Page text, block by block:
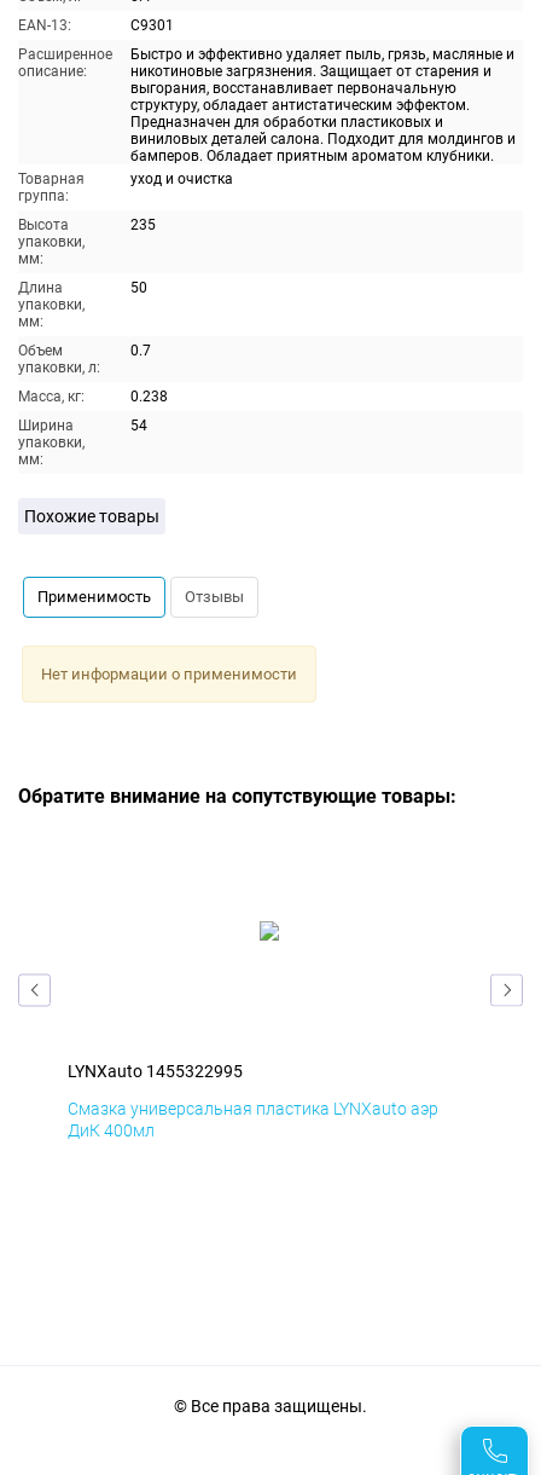
EAN-13:
C9301
Расширенное
описание:
Быстро и эффективно удаляет пыль, грязь, масляные и
никотиновые загрязнения. Защищает от старения и
выгорания, восстанавливает первоначальную
структуру, обладает антистатическим эффектом.
Предназначен для обработки пластиковых и
виниловых деталей салона. Подходит для молдингов и
бамперов. Обладает приятным ароматом клубники.
Товарная
группа:
уход и очистка
Высота
упаковки,
мм:
235
Длина
упаковки,
мм:
50
Объем
упаковки, л:
0.7
Масса, кг:
0.238
Ширина
упаковки,
мм:
54
Похожие товары
Применимость Отзывы
Нет информации о применимости
Обратите внимание на сопутствующие товары:
LYNXauto 1455322995
Смазка универсальная пластика LYNXauto аэр
ДиК 400мл
© Все права защищены.